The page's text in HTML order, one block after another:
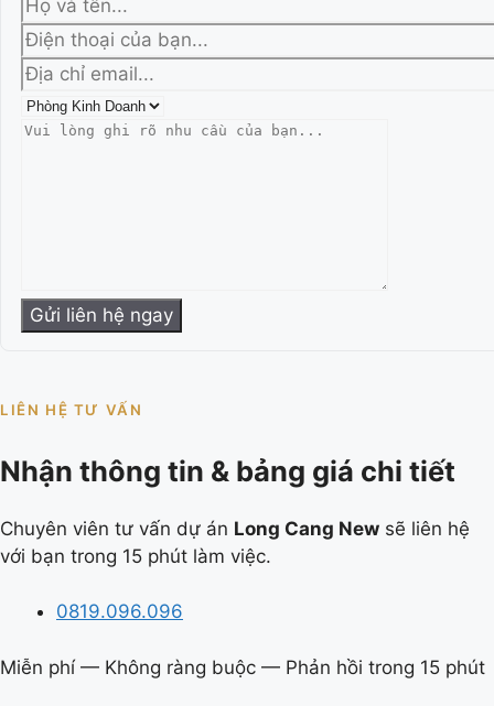
LIÊN HỆ TƯ VẤN
Nhận thông tin & bảng giá chi tiết
Chuyên viên tư vấn dự án Long Cang New sẽ liên hệ
với bạn trong 15 phút làm việc.
0819.096.096
Miễn phí — Không ràng buộc — Phản hồi trong 15 phút